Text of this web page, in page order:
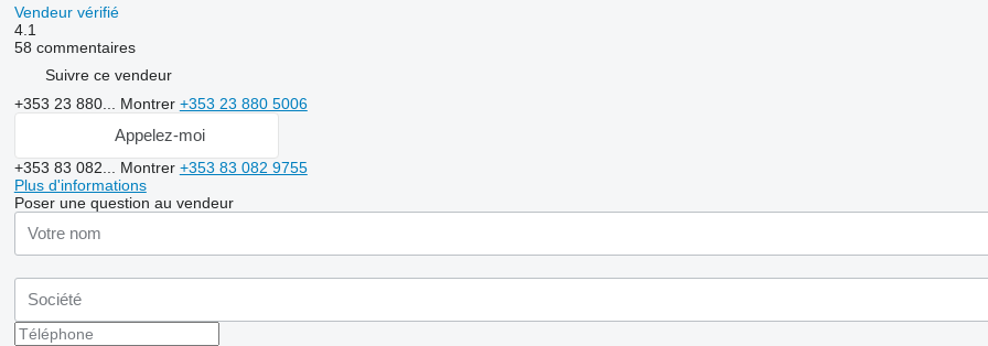
Vendeur vérifié
4.1
58 commentaires
Suivre ce vendeur
+353 23 880... Montrer +353 23 880 5006
Appelez-moi
+353 83 082... Montrer +353 83 082 9755
Plus d'informations
Poser une question au vendeur